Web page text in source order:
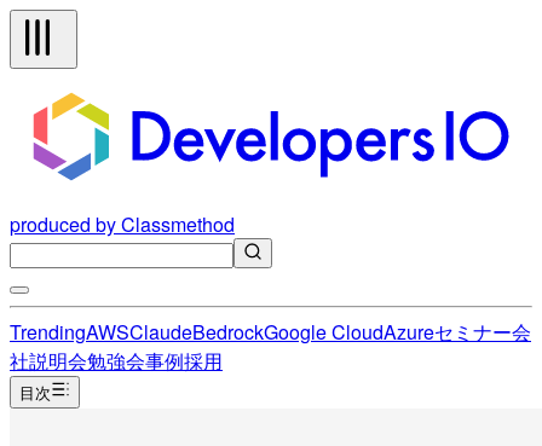
produced by Classmethod
TrendingAWSClaudeBedrockGoogle CloudAzureセミナー会
社説明会勉強会事例採用
目次